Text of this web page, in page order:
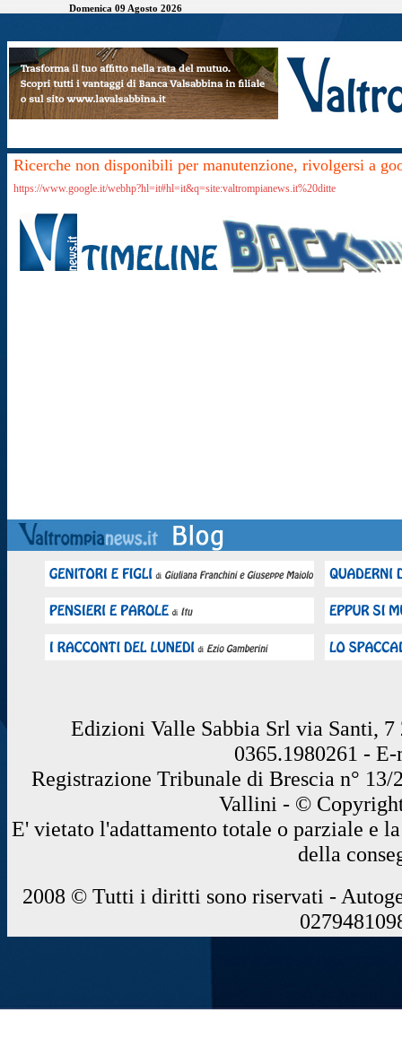
Domenica 09 Agosto 2026
Ricerche non disponibili per manutenzione, rivolgersi a
https://www.google.it/webhp?hl=it#hl=it&q=site:valtrompianews.it%20ditte
Edizioni Valle Sabbia Srl via Santi, 7
0365.1980261 -
Registrazione Tribunale di Brescia n°
Vallini - ©
E' vietato l'adattamento totale o parziale e
della
2008 © Tutti i diritti sono riservati -